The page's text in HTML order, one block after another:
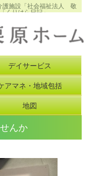
護施設「社会福祉法人 敬
くりはら日記」
デイサービス
アマネ・地域包括
地図
んか